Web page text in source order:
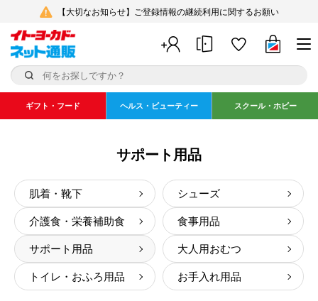
【大切なお知らせ】ご登録情報の継続利用に関するお願い
ギフト・フード ヘルス・ビューティー スクール・ホビー
サポート用品
肌着・靴下 シューズ
介護食・栄養補助食 食事用品
サポート用品 大人用おむつ
トイレ・おふろ用品 お手入れ用品